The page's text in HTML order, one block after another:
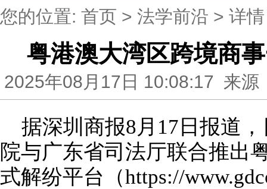
您的位置: 首页 > 法学前沿 > 详情
粤港澳大湾区跨境商
2025年08月17日 10:08:17 来
据深圳商报8月 17 日报道
院与广东省司法厅联合推出
式解纷平台（https://